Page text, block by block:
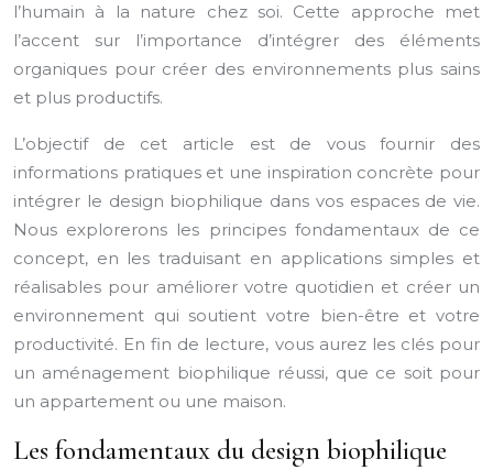
l’humain à la nature chez soi. Cette approche met
l’accent sur l’importance d’intégrer des éléments
organiques pour créer des environnements plus sains
et plus productifs.
L’objectif de cet article est de vous fournir des
informations pratiques et une inspiration concrète pour
intégrer le design biophilique dans vos espaces de vie.
Nous explorerons les principes fondamentaux de ce
concept, en les traduisant en applications simples et
réalisables pour améliorer votre quotidien et créer un
environnement qui soutient votre bien-être et votre
productivité. En fin de lecture, vous aurez les clés pour
un aménagement biophilique réussi, que ce soit pour
un appartement ou une maison.
Les fondamentaux du design biophilique